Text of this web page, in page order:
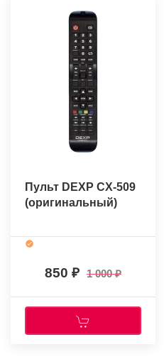
Пульт DEXP CX-509
(оригинальный)
850 1 000